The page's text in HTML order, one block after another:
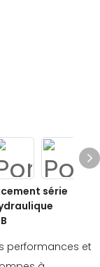
série
performances et